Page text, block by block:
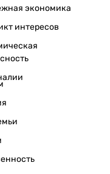
экономика
интересов